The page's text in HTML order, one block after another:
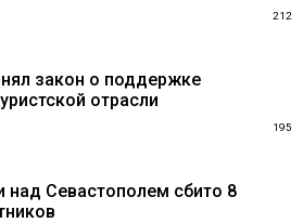
212
закон о поддержке
отрасли
195
Севастополем сбито 8